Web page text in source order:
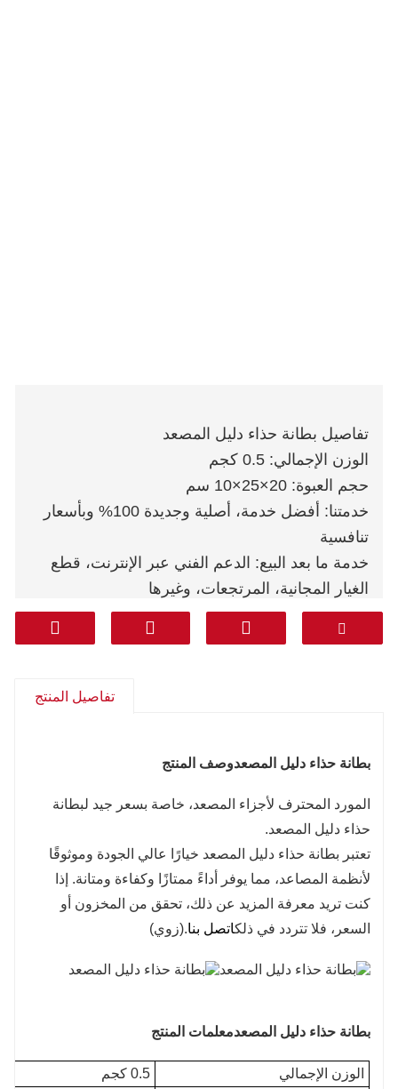
تفاصيل بطانة حذاء دليل المصعد
الوزن الإجمالي: 0.5 كجم
حجم العبوة: 20×25×10 سم
خدمتنا: أفضل خدمة، أصلية وجديدة 100% وبأسعار
تنافسية
خدمة ما بعد البيع: الدعم الفني عبر الإنترنت، قطع
الغيار المجانية، المرتجعات، وغيرها
الضمان: 1 سنة
البريد السريع: DHL FEDEX TNT UPS AREMEX
الضرائب): كوريا وجنوب آسيا والشرق الأوسطتفاصيل المنتج
بطانة حذاء دليل المصعدوصف المنتج
المورد المحترف لأجزاء المصعد، خاصة بسعر جيد لبطانة
حذاء دليل المصعد.
تعتبر بطانة حذاء دليل المصعد خيارًا عالي الجودة وموثوقًا
لأنظمة المصاعد، مما يوفر أداءً ممتازًا وكفاءة ومتانة. إذا
كنت تريد معرفة المزيد عن ذلك، تحقق من المخزون أو
السعر، فلا تتردد في ذلكاتصل بنا.(زوي)
بطانة حذاء دليل المصعدمعلمات المنتج
الوزن الإجمالي
0.5 كجم